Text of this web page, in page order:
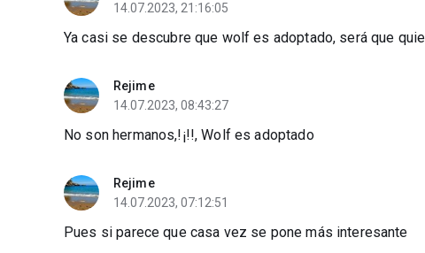
14.07.2023, 21:16:05
Ya casi se descubre que wolf es adoptado, será que
Rejime
14.07.2023, 08:43:27
No son hermanos,!¡!!, Wolf es adoptado
Rejime
14.07.2023, 07:12:51
Pues si parece que casa vez se pone más interesante